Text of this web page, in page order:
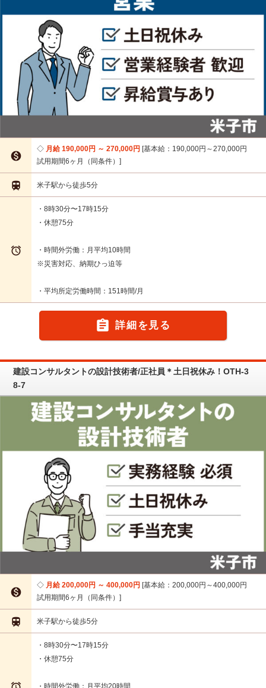

月給 190,000円 ～ 270,000円 基本給：190,000円～270,000円
試用期間6ヶ月（同条件）
 米子駅から徒歩5分

・8時30分〜17時15分
・休憩75分
・時間外労働：月平均10時間
※災害対応、納期ひっ迫等
・平均所定労働時間：151時間/月
 詳細を見る
建設コンサルタントの設計技術者/正社員＊土日祝休み！OTH-3
8-7

月給 200,000円 ～ 400,000円 基本給：200,000円～400,000円
試用期間6ヶ月（同条件）
 米子駅から徒歩5分
・8時30分〜17時15分
・休憩75分